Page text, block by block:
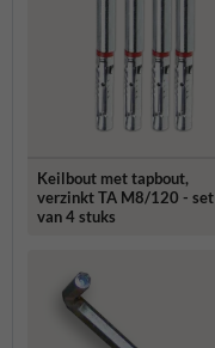
Keilbout met tapbout,
verzinkt TA M8/120 - set
van 4 stuks